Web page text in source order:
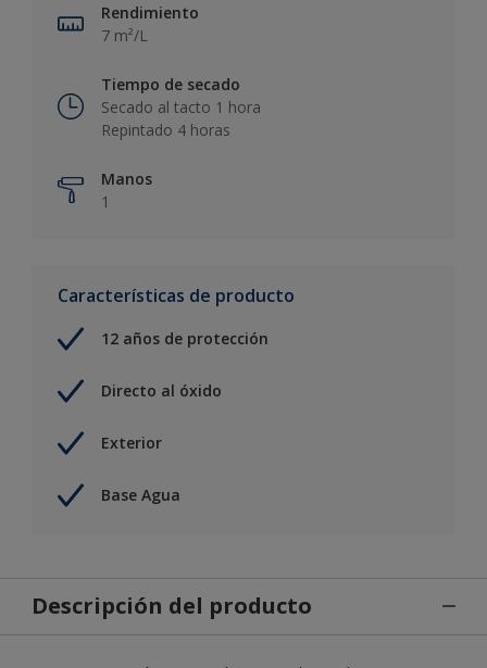
Rendimiento
7 m²/L
Tiempo de secado
Secado al tacto 1 hora
Repintado 4 horas
Manos
1
Características de producto
12 años de protección
Directo al óxido
Exterior
Base Agua
Descripción del producto